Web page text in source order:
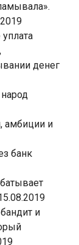
денег
амбиции и
банк
и